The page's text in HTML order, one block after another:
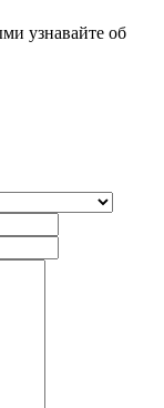
узнавайте об